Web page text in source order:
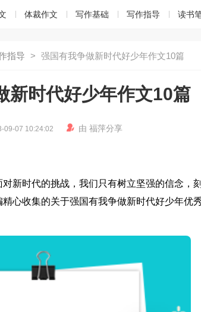
体裁作文 写作基础 写作指导 读书
指导 > 强国有我争做新时代好少年作文10篇
新时代好少年作文10篇
09-07 10:24:02  由 福萍分享
新时代的挑战，我们只有树立坚强的信念，
心收集的关于强国有我争做新时代好少年优